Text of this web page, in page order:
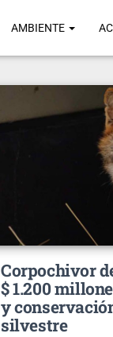
AMBIENTE
Corpochivor
$ 1.200
y
silvestre